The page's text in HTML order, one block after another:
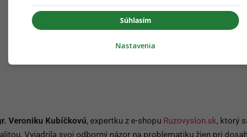
Veroniku Kubíčkovú, expertku z e-shopu Ruzovyslon.sk, ktorý
Vyjadrila svoj odborný názor na problematiku žien pri
Súhlasím
Nastavenia